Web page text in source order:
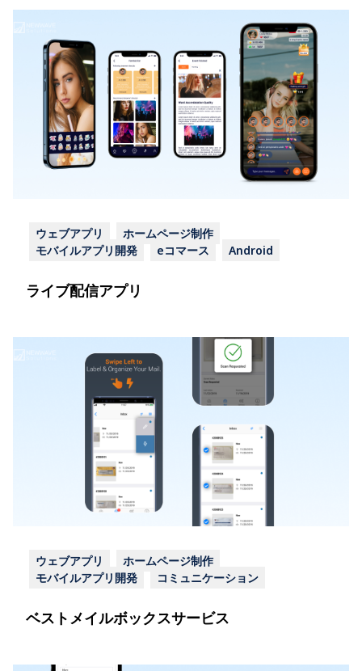
ウェブアプリ
ホームページ制作
モバイルアプリ開発
eコマース Android
ライブ配信アプリ
ウェブアプリ
ホームページ制作
モバイルアプリ開発
コミュニケーション
ベストメイルボックスサービス